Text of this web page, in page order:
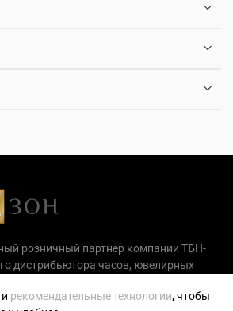
розничный партнер компании ТБН-
дистрибьютора часов, ювелирных
и рекомендательные технологии, чтобы